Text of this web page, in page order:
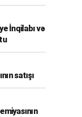
İnqilabı və
satışı